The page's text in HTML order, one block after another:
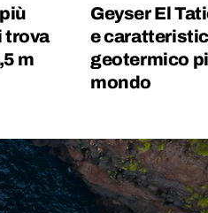
trova
m
Geyser El
e
geotermico
mondo